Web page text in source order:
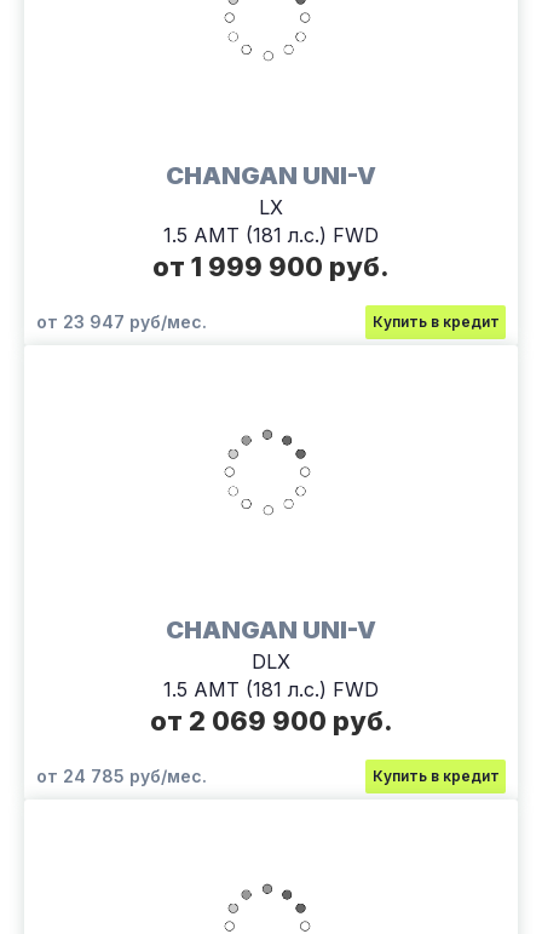
CHANGAN UNI-V
LX
1.5 AMT (181 л.с.) FWD
от 1 999 900 руб.
от 23 947 руб/мес. Купить в кредит
CHANGAN UNI-V
DLX
1.5 AMT (181 л.с.) FWD
от 2 069 900 руб.
от 24 785 руб/мес. Купить в кредит